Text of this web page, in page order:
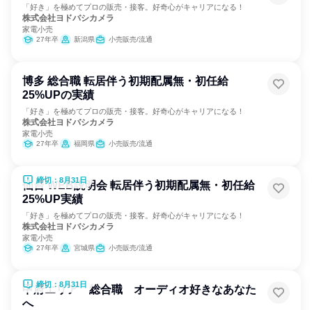
「好き」を極めてプロの販売・接客。好奇心がキャリアになる！
株式会社ヨドバシカメラ
家電小売
27年卒 新潟県 小売販売/流通
博多 総合職 転居伴う初期配属無・初任給
25%UPの実績
「好き」を極めてプロの販売・接客。好奇心がキャリアになる！
株式会社ヨドバシカメラ
家電小売
27年卒 福岡県 小売販売/流通
締切：8月31日
仙台 WEB説明会 転居伴う初期配属無・初任給
25%UP実績
「好き」を極めてプロの販売・接客。好奇心がキャリアになる！
株式会社ヨドバシカメラ
家電小売
27年卒 宮城県 小売販売/流通
締切：8月31日
甲府エリア 総合職 オーディオ好きなあなた
へ